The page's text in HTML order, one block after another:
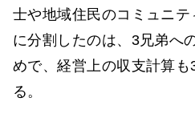
士や地域住民のコミュニ
に分割したのは、3兄弟へ
めで、経営上の収支計算
る。